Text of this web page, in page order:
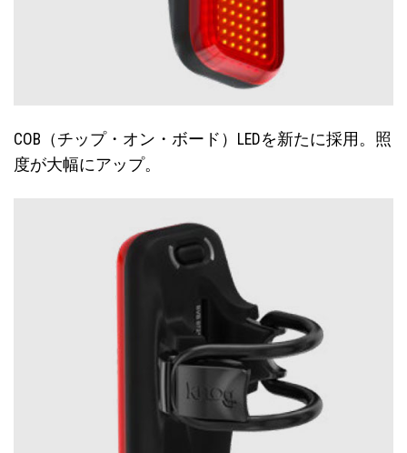
COB（チップ・オン・ボード）LEDを新たに採用。照
度が大幅にアップ。